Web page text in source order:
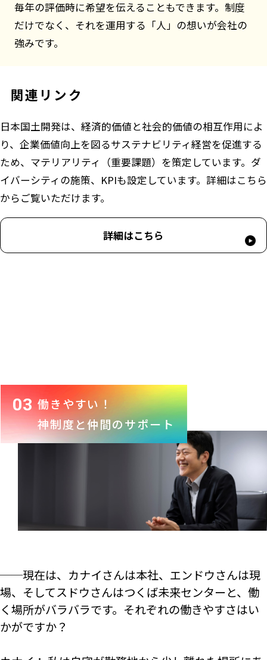
毎年の評価時に希望を伝えることもできます。制度
だけでなく、それを運用する「人」の想いが会社の
強みです。
関連リンク
日本国土開発は、経済的価値と社会的価値の相互作用によ
り、企業価値向上を図るサステナビリティ経営を促進する
ため、マテリアリティ（重要課題）を策定しています。ダ
イバーシティの施策、KPIも設定しています。詳細はこちら
からご覧いただけます。
詳細はこちら
03 働きやすい！
神制度と仲間のサポート
──現在は、カナイさんは本社、エンドウさんは現
場、そしてスドウさんはつくば未来センターと、働
く場所がバラバラです。それぞれの働きやすさはい
かがですか？